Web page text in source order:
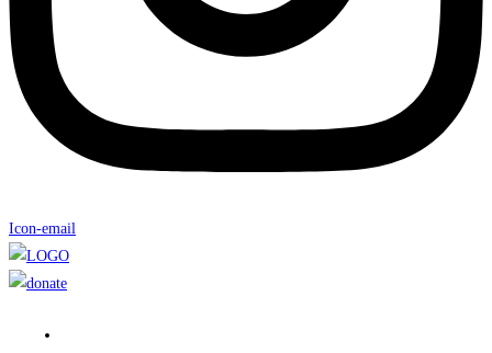
Icon-email